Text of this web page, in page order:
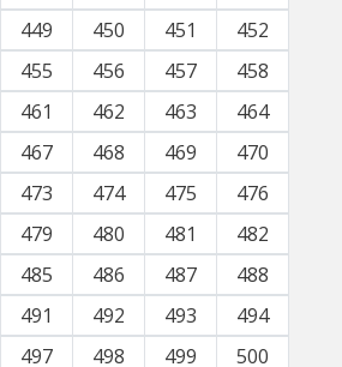
449 450 451
452
455 456 457
458
461 462 463
464
467 468 469
470
473 474 475
476
479 480 481
482
485 486 487
488
491 492 493
494
497 498 499
500